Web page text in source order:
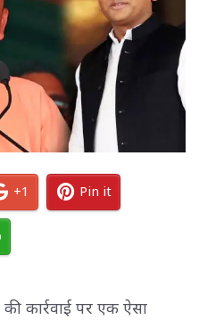
+1 Pin it
कार्रवाई पर एक ऐसा